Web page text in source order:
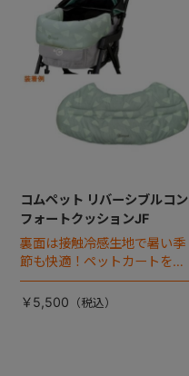
コムペット リバーシブルコン
フォートクッションJF
裏面は接触冷感生地で暑い季
節も快適！ペットカートをお
しゃれに・かわいく・かっこ
よく！
￥5,500